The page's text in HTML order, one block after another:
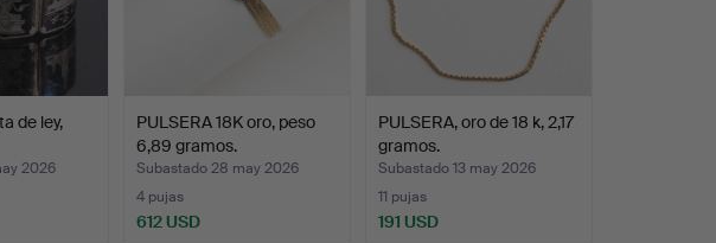
de ley,
2026
PULSERA 18K oro, peso
6,89 gramos.
Subastado 28 may 2026
4 pujas
612 USD
PULSERA, oro de 18 k, 2,17
gramos.
Subastado 13 may 2026
11 pujas
191 USD